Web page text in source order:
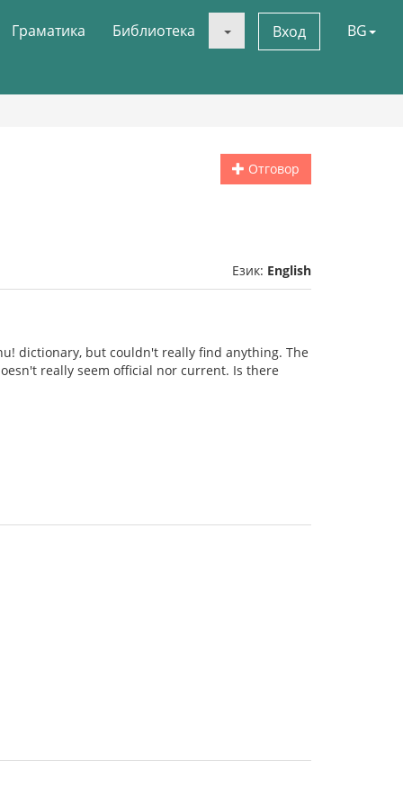
Граматика Библиотека Вход BG
Отговор
Език: English
dictionary, but couldn't really find anything. The
really seem official nor current. Is there